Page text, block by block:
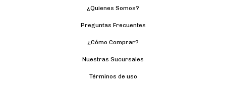
¿Quienes Somos?
Preguntas Frecuentes
¿Cómo Comprar?
Nuestras Sucursales
Términos de uso